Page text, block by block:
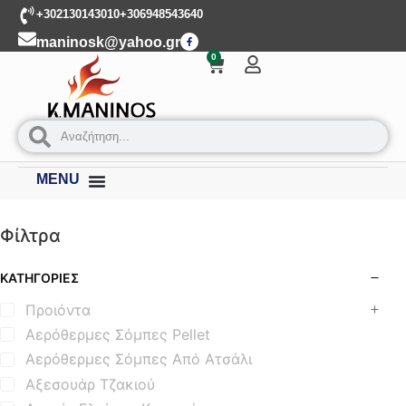
+302130143010+306948543640
maninosk@yahoo.gr
0
MENU
Φίλτρα
ΚΑΤΗΓΟΡΊΕΣ
Προιόντα
Αερόθερμες Σόμπες Pellet
Αερόθερμες Σόμπες Από Ατσάλι
Αξεσουάρ Τζακιού